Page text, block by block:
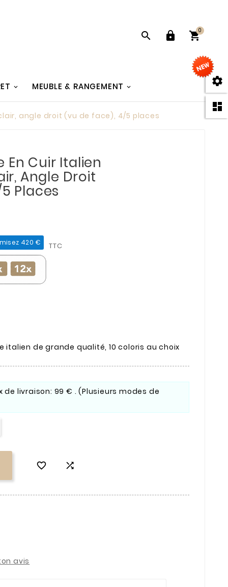


  
0
MEUBLE & RANGEMENT
angle droit (vu de face), 4/5 places
Cuir Italien
Angle Droit
Places
420 € TTC
italien de grande qualité, 10 coloris au choix
de livraison: 99 € . (Plusieurs modes de
 
avis